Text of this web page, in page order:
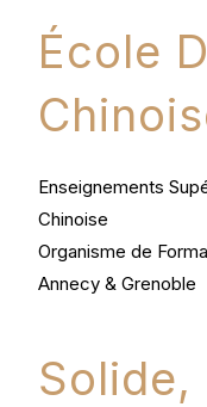
École
Enseignements
Chinoise
Organisme de
Annecy & Grenoble
Solide,